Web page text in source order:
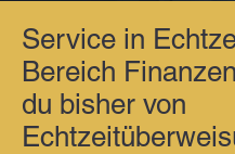
Service in
Bereich
du bisher von